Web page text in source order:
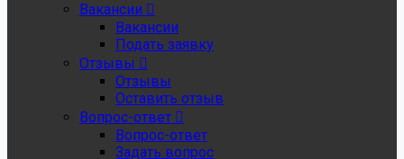
Вакансии
Вакансии
Подать заявку
Отзывы
Отзывы
Оставить отзыв
Вопрос-ответ
Вопрос-ответ
Задать вопрос